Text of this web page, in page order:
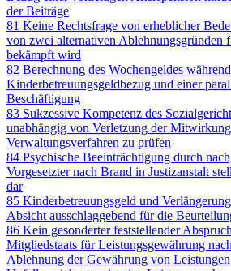
der Beiträge
81 Keine Rechtsfrage von erheblicher
von zwei alternativen Ablehnungsgründen
bekämpft wird
82 Berechnung des Wochengeldes während
Kinderbetreuungsgeldbezug und einer
Beschäftigung
83 Sukzessive Kompetenz des
unabhängig von Verletzung der
Verwaltungsverfahren zu prüfen
84 Psychische Beeinträchtigung durch
Vorgesetzter nach Brand in Justizanstalt
dar
85 Kinderbetreuungsgeld und
Absicht ausschlaggebend für die
86 Kein gesonderter feststellender
Mitgliedstaats für Leistungsgewährung
Ablehnung der Gewährung von Leistungen